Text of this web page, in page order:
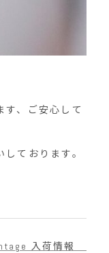
、ご安心して
ております。
入荷情報